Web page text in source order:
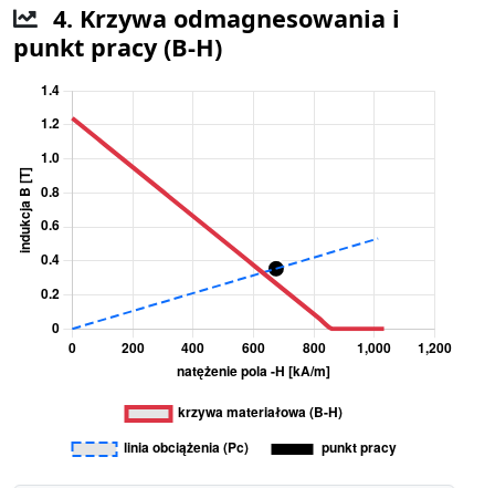
4. Krzywa odmagnesowania i
punkt pracy (B-H)